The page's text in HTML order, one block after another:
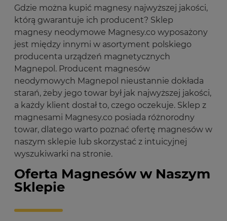
Gdzie można kupić magnesy najwyższej jakości,
którą gwarantuje ich producent? Sklep
magnesy neodymowe Magnesy.co wyposażony
jest między innymi w asortyment polskiego
producenta urządzeń magnetycznych
Magnepol. Producent magnesów
neodymowych Magnepol nieustannie dokłada
starań, żeby jego towar był jak najwyższej jakości,
a każdy klient dostał to, czego oczekuje. Sklep z
magnesami Magnesy.co posiada różnorodny
towar, dlatego warto poznać ofertę magnesów w
naszym sklepie lub skorzystać z intuicyjnej
wyszukiwarki na stronie.
Oferta Magnesów w Naszym
Sklepie